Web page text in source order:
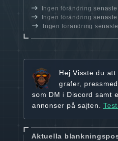
Ingen förändring
Ingen förändring
Ingen förändring
Hej Visste du
grafer,
som DM i Discord samt
annonser på sajten.
Aktuella